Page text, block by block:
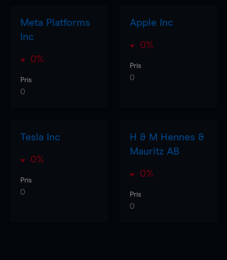
Meta Platforms
Inc
0%
Pris
0
Apple Inc
0%
Pris
0
Tesla Inc
0%
Pris
0
H & M Hennes &
Mauritz AB
0%
Pris
0